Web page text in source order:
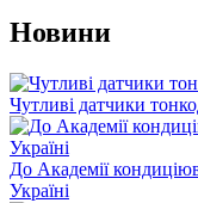
Новини
Чутливі датчики
До Академії
Україні